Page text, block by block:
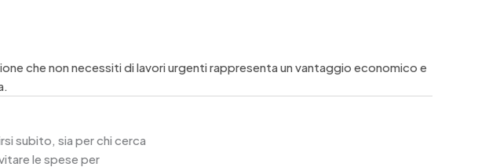
che non necessiti di lavori urgenti rappresenta un vantaggio economico e
subito, sia per chi cerca
le spese per